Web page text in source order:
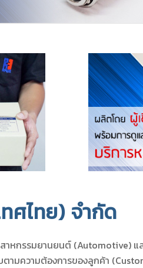
ศไทย) จำกัด
าหกรรมยานยนต์ (Automotive)
มความต้องการของลูกค้า